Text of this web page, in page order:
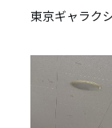
東京ギャラク